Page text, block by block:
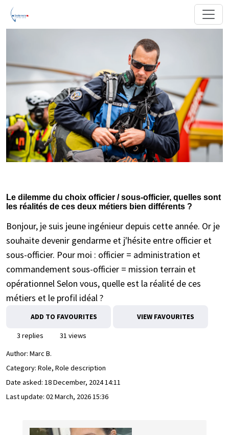
Le dilemme du choix officier / sous-officier, quelles sont
les réalités de ces deux métiers bien différents ?
Bonjour, je suis jeune ingénieur depuis cette année. Or je
souhaite devenir gendarme et j'hésite entre officier et
sous-officier. Pour moi : officier = administration et
commandement sous-officier = mission terrain et
opérationnel Selon vous, quelle est la réalité de ces
métiers et le profil idéal ?
ADD TO FAVOURITES VIEW FAVOURITES
3 replies
31 views
Author: Marc B.
Category: Role, Role description
Date asked: 18 December, 2024 14:11
Last update: 02 March, 2026 15:36